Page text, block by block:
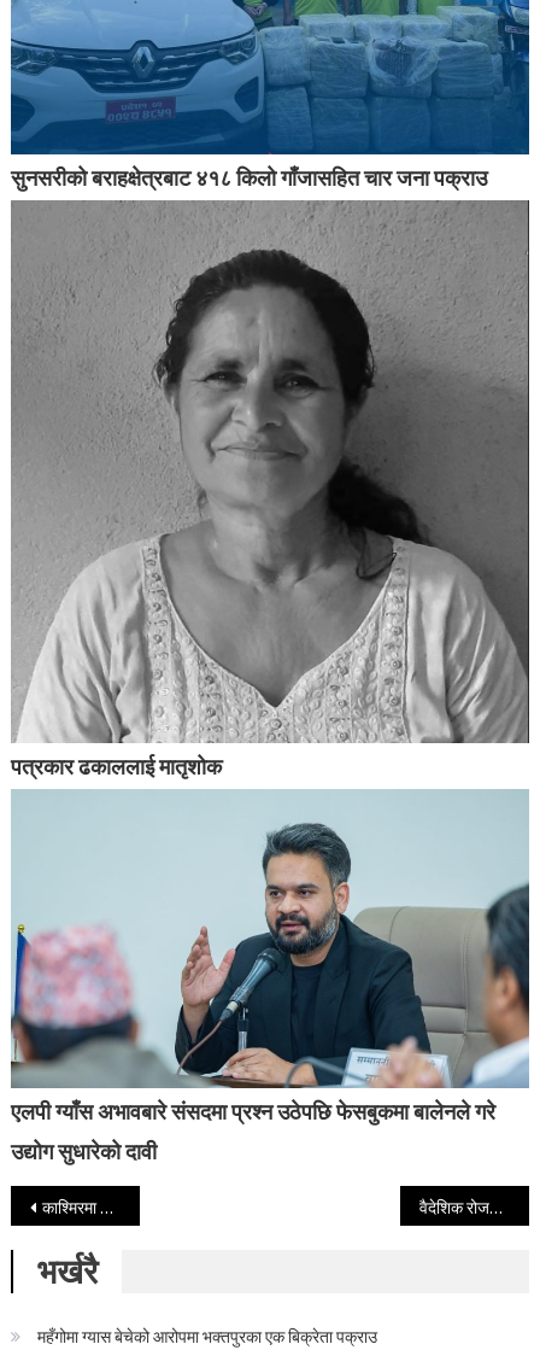
सुनसरीको बराहक्षेत्रबाट ४१८ किलो गाँजासहित चार जना पक्राउ
पत्रकार ढकाललाई मातृशोक
एलपी ग्याँस अभावबारे संसदमा प्रश्न उठेपछि फेसबुकमा बालेनले गरे
उद्योग सुधारेको दावी
Post navigation
काश्मिरमा भएको विष्फोटमा परी १२ भारतीय सैनिकको मृत्यु वैदेशिक रोजगारमा युवाको आकर्षणः बाध्यता, रहर कि अवसर
भर्खरै
महँगोमा ग्यास बेचेको आरोपमा भक्तपुरका एक बिक्रेता पक्राउ